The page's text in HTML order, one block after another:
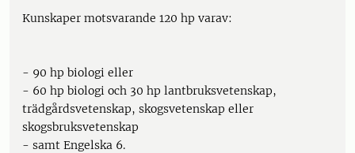
Kunskaper motsvarande 120 hp varav:
- 90 hp biologi eller
- 60 hp biologi och 30 hp lantbruksvetenskap,
trädgårdsvetenskap, skogsvetenskap eller
skogsbruksvetenskap
- samt Engelska 6.